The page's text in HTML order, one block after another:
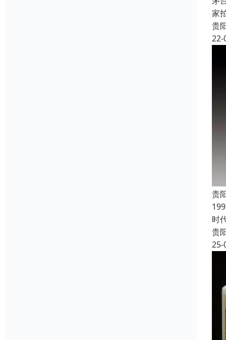
家
贵
22-
贵
时
贵
25-